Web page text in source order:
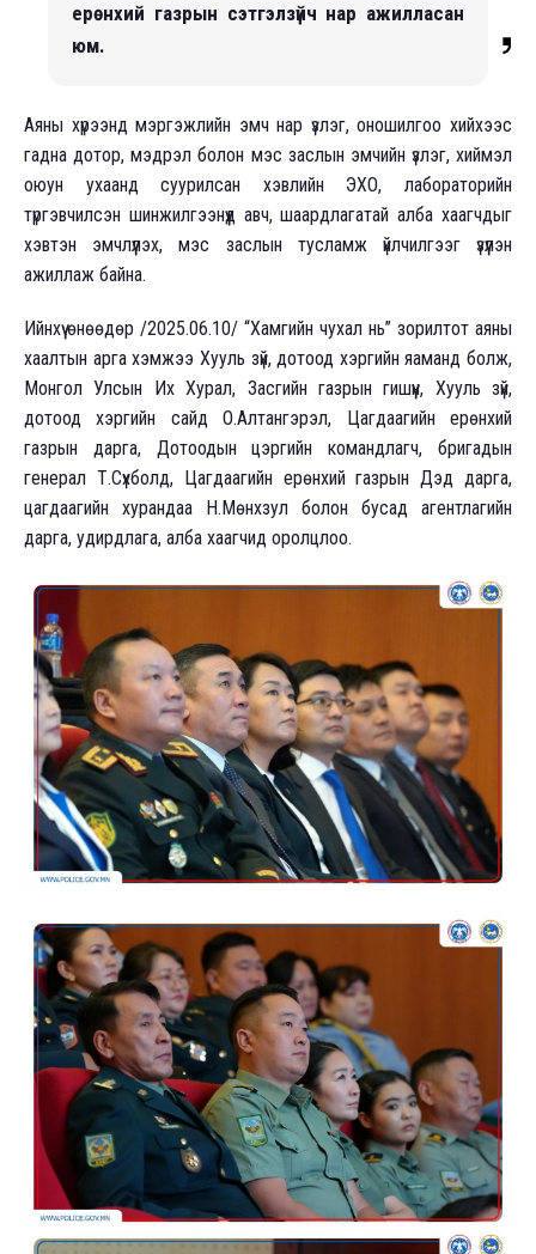
ерөнхий газрын сэтгэлзүйч нар ажилласан
юм.
Аяны хүрээнд мэргэжлийн эмч нар үзлэг, оношилгоо хийхээс
гадна дотор, мэдрэл болон мэс заслын эмчийн үзлэг, хиймэл
оюун ухаанд суурилсан хэвлийн ЭХО, лабораторийн
түргэвчилсэн шинжилгээнүүд авч, шаардлагатай алба хаагчдыг
хэвтэн эмчлүүлэх, мэс заслын тусламж үйлчилгээг үзүүлэн
ажиллаж байна.
Ийнхүү өнөөдөр /2025.06.10/ “Хамгийн чухал нь” зорилтот аяны
хаалтын арга хэмжээ Хууль зүй, дотоод хэргийн яаманд болж,
Монгол Улсын Их Хурал, Засгийн газрын гишүүн, Хууль зүй,
дотоод хэргийн сайд О.Алтангэрэл, Цагдаагийн ерөнхий
газрын дарга, Дотоодын цэргийн командлагч, бригадын
генерал Т.Сүхболд, Цагдаагийн ерөнхий газрын Дэд дарга,
цагдаагийн хурандаа Н.Мөнхзул болон бусад агентлагийн
дарга, удирдлага, алба хаагчид оролцлоо.